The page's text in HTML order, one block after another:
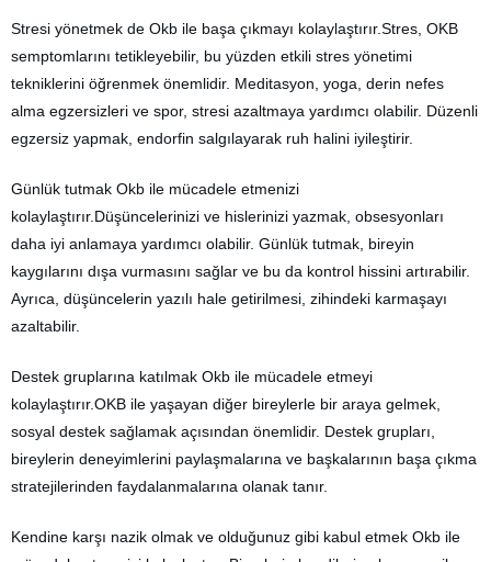
Stresi yönetmek de Okb ile başa çıkmayı kolaylaştırır.Stres, OKB
semptomlarını tetikleyebilir, bu yüzden etkili stres yönetimi
tekniklerini öğrenmek önemlidir. Meditasyon, yoga, derin nefes
alma egzersizleri ve spor, stresi azaltmaya yardımcı olabilir. Düzenli
egzersiz yapmak, endorfin salgılayarak ruh halini iyileştirir.
Günlük tutmak Okb ile mücadele etmenizi
kolaylaştırır.Düşüncelerinizi ve hislerinizi yazmak, obsesyonları
daha iyi anlamaya yardımcı olabilir. Günlük tutmak, bireyin
kaygılarını dışa vurmasını sağlar ve bu da kontrol hissini artırabilir.
Ayrıca, düşüncelerin yazılı hale getirilmesi, zihindeki karmaşayı
azaltabilir.
Destek gruplarına katılmak Okb ile mücadele etmeyi
kolaylaştırır.OKB ile yaşayan diğer bireylerle bir araya gelmek,
sosyal destek sağlamak açısından önemlidir. Destek grupları,
bireylerin deneyimlerini paylaşmalarına ve başkalarının başa çıkma
stratejilerinden faydalanmalarına olanak tanır.
Kendine karşı nazik olmak ve olduğunuz gibi kabul etmek Okb ile